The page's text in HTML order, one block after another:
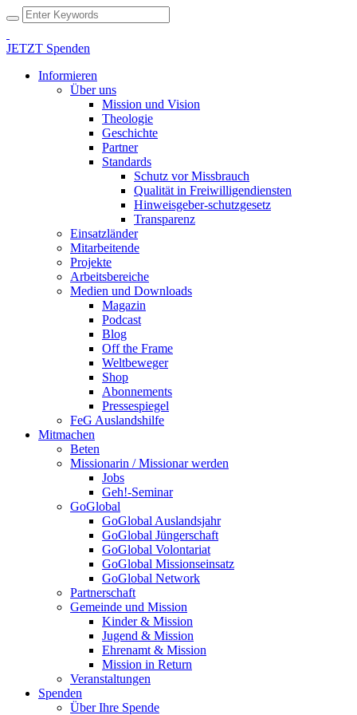
JETZT Spenden
Informieren
Über uns
Mission und Vision
Theologie
Geschichte
Partner
Standards
Schutz vor Missbrauch
Qualität in Freiwilligendiensten
Hinweisgeber-schutzgesetz
Transparenz
Einsatzländer
Mitarbeitende
Projekte
Arbeitsbereiche
Medien und Downloads
Magazin
Podcast
Blog
Off the Frame
Weltbeweger
Shop
Abonnements
Pressespiegel
FeG Auslandshilfe
Mitmachen
Beten
Missionarin / Missionar werden
Jobs
Geh!-Seminar
GoGlobal
GoGlobal Auslandsjahr
GoGlobal Jüngerschaft
GoGlobal Volontariat
GoGlobal Missionseinsatz
GoGlobal Network
Partnerschaft
Gemeinde und Mission
Kinder & Mission
Jugend & Mission
Ehrenamt & Mission
Mission in Return
Veranstaltungen
Spenden
Über Ihre Spende